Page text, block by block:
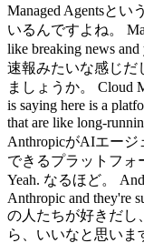
Managed Agentsと
いるんですよね。
like breaking news
速報みたいな感じだ
ましょうか。 Cloud
is saying here is a
that are like long-
AnthropicがAIエー
できるプラットフォ
Yeah. なるほど。
Anthropic and they're
の人たちが好きだし
ら、いいなと思いま